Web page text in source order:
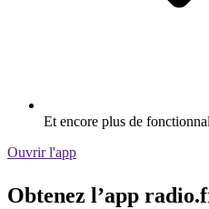
Et encore plus de
Ouvrir l'app
Obtenez l’app